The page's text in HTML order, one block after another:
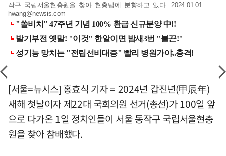
작구 국립서울현충원을 찾아 현충탑에 분향하고 있다. 2024.01.01.
hwang@newsis.com
[서울=뉴시스] 홍효식 기자 = 2024년 갑진년(甲辰年)
새해 첫날이자 제22대 국회의원 선거(총선)가 100일 앞
으로 다가온 1일 정치인들이 서울 동작구 국립서울현충
원을 찾아 참배했다.